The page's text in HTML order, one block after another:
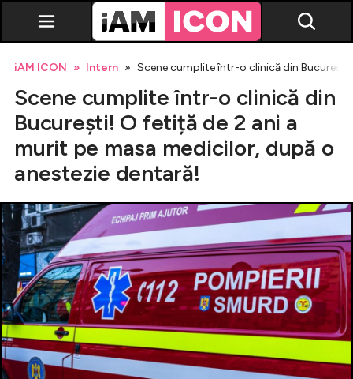
Vedete
Evenimente
Emisiuni TV
Horoscop
Lifestyle
iAM ICON Intern Scene cumplite într-o clinică din
Scene cumplite într-o clinică din
București! O fetiță de 2 ani a
murit pe masa medicilor, după o
anestezie dentară!